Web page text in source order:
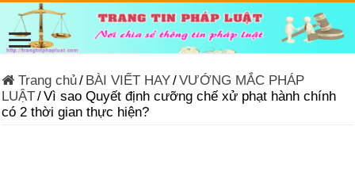
Trang chủ/ BÀI VIẾT HAY/VƯỚNG MẮC PHÁP
LUẬT/Vì sao Quyết định cưỡng chế xử phạt hành chính
có 2 thời gian thực hiện?